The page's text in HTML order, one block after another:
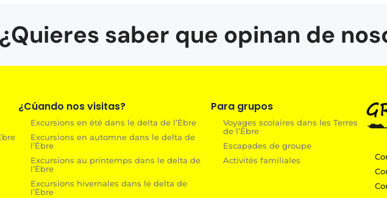
¿Quieres saber que opinan de
¿Cúando nos visitas?
Excursions en été dans le delta de l’Èbre
Excursions en automne dans le delta de
l’Èbre
Excursions au printemps dans le delta de
l’Èbre
Excursions hivernales dans le delta de
l’Èbre
Para grupos
Voyages scolaires dans les Terres
de l’Èbre
Escapades de groupe
Activités familiales